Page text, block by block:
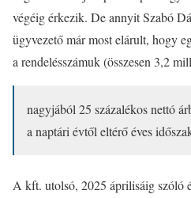
végéig érkezik. De annyit Szabó
ügyvezető már most elárult, hogy
a rendelésszámuk (összesen 3,2
nagyjából 25 százalékos nettó
a naptári évtől eltérő éves
A kft. utolsó, 2025 áprilisáig szóló